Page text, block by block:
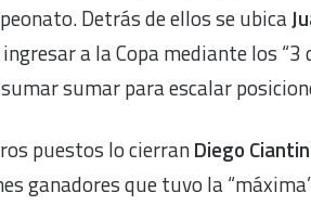
Detrás de ellos se ubica
a la Copa mediante los
sumar para escalar
puestos lo cierranDiego
ganadores que tuvo la